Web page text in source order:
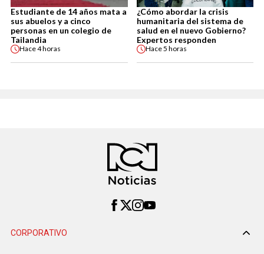
Estudiante de 14 años mata a
sus abuelos y a cinco
personas en un colegio de
Tailandia
Hace4 horas
¿Cómo abordar la crisis
humanitaria del sistema de
salud en el nuevo Gobierno?
Expertos responden
Hace5 horas
CORPORATIVO